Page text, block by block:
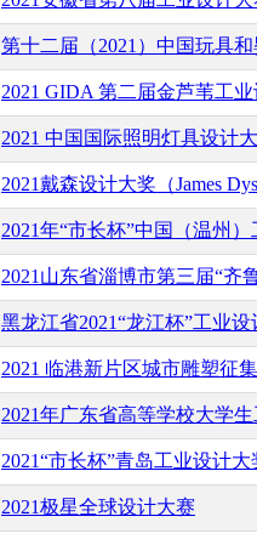
第十二届（2021）中国玩具
2021 GIDA 第二届金芦苇工
2021 中国国际照明灯具设计
2021戴森设计大奖（James
2021年“市长杯”中国（温州
2021山东省淄博市第三届“齐
黑龙江省2021“龙江杯”工业设
2021 临港新片区城市雕塑征
2021年广东省高等学校大学
2021“市长杯”青岛工业设计大
2021极星全球设计大赛